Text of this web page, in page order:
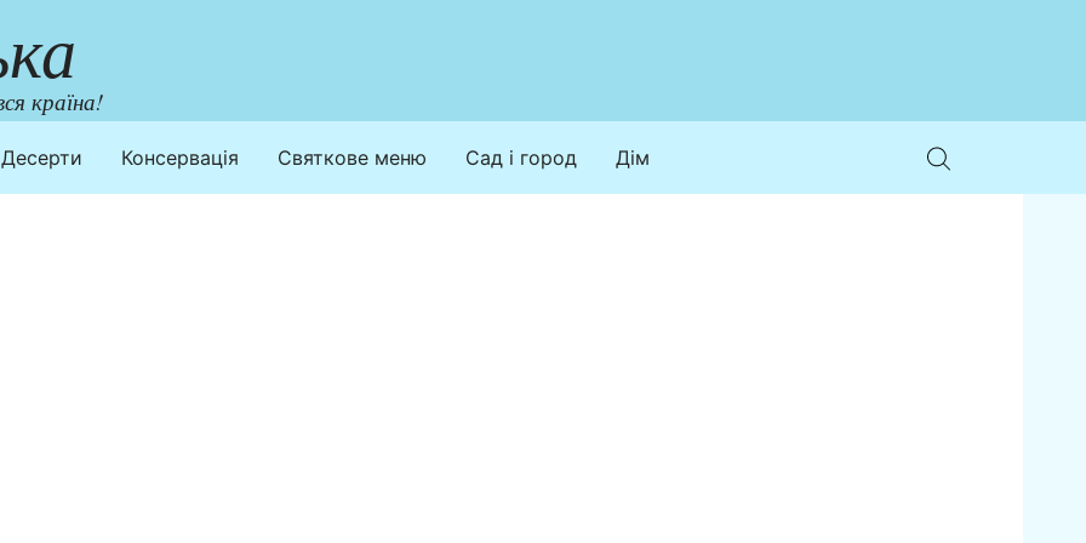
країна!
Десерти Консервація Святкове меню Сад і город Дім